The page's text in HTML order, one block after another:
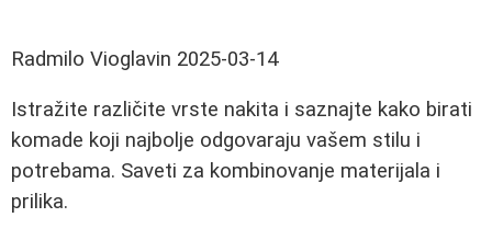
Radmilo Vioglavin 2025-03-14
Istražite različite vrste nakita i saznajte kako birati
komade koji najbolje odgovaraju vašem stilu i
potrebama. Saveti za kombinovanje materijala i
prilika.